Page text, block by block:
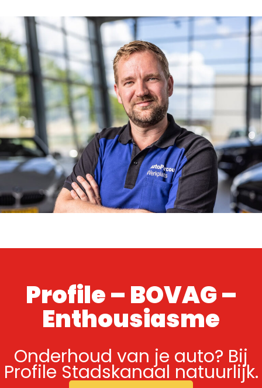
Profile – BOVAG –
Enthousiasme
Onderhoud van je auto? Bij
Profile Stadskanaal natuurlijk.